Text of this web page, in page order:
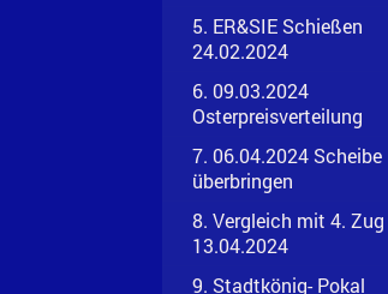
5. ER&SIE Schießen
24.02.2024
6. 09.03.2024
Osterpreisverteilung
7. 06.04.2024 Scheibe
überbringen
8. Vergleich mit 4. Zug
13.04.2024
9. Stadtkönig- Pokal